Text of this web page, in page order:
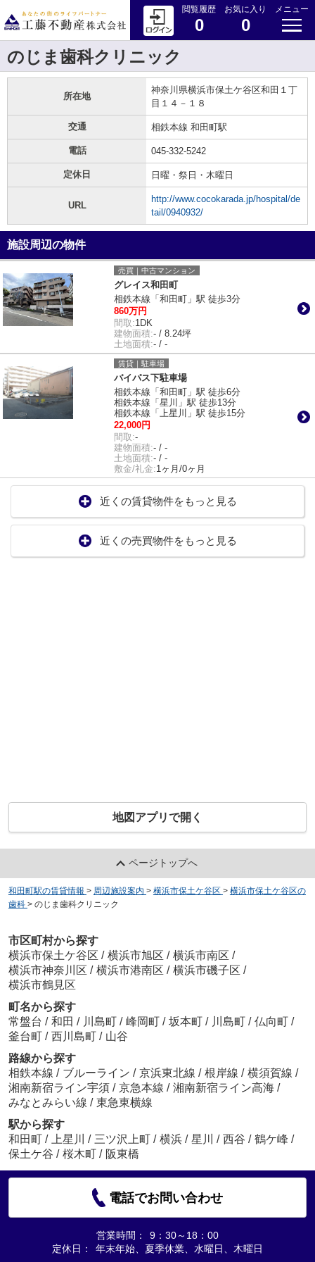
閲覧履歴
0
お気に入り
0
メニュー
のじま歯科クリニック
所在地
神奈川県横浜市保土ケ谷区和田１丁
目１４－１８
交通 相鉄本線 和田町駅
電話 045-332-5242
定休日 日曜・祭日・木曜日
URL
http://www.cocokarada.jp/hospital/de
tail/0940932/
施設周辺の物件
売買｜中古マンション
グレイス和田町
相鉄本線「和田町」駅 徒歩3分
860万円
間取:1DK
建物面積:- / 8.24坪
土地面積:- / -
賃貸｜駐車場
バイパス下駐車場
相鉄本線「和田町」駅 徒歩6分
相鉄本線「星川」駅 徒歩13分
相鉄本線「上星川」駅 徒歩15分
22,000円
間取:-
建物面積:- / -
土地面積:- / -
敷金/礼金:1ヶ月/0ヶ月
近くの賃貸物件をもっと見る
近くの売買物件をもっと見る
地図アプリで開く
ページトップへ
和田町駅の賃貸情報 > 周辺施設案内 > 横浜市保土ケ谷区 > 横浜市保土ケ谷区の
歯科 > のじま歯科クリニック
市区町村から探す
横浜市保土ケ谷区 / 横浜市旭区 / 横浜市南区 /
横浜市神奈川区 / 横浜市港南区 / 横浜市磯子区 /
横浜市鶴見区
町名から探す
常盤台 / 和田 / 川島町 / 峰岡町 / 坂本町 / 川島町 / 仏向町 /
釜台町 / 西川島町 / 山谷
路線から探す
相鉄本線 / ブルーライン / 京浜東北線 / 根岸線 / 横須賀線 /
湘南新宿ライン宇須 / 京急本線 / 湘南新宿ライン高海 /
みなとみらい線 / 東急東横線
駅から探す
和田町 / 上星川 / 三ツ沢上町 / 横浜 / 星川 / 西谷 / 鶴ケ峰 /
保土ケ谷 / 桜木町 / 阪東橋
電話でお問い合わせ
営業時間：
9：30～18：00
定休日：
年末年始、夏季休業、水曜日、木曜日